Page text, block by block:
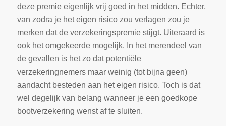
deze premie eigenlijk vrij goed in het midden. Echter,
van zodra je het eigen risico zou verlagen zou je
merken dat de verzekeringspremie stijgt. Uiteraard is
ook het omgekeerde mogelijk. In het merendeel van
de gevallen is het zo dat potentiële
verzekeringnemers maar weinig (tot bijna geen)
aandacht besteden aan het eigen risico. Toch is dat
wel degelijk van belang wanneer je een goedkope
bootverzekering wenst af te sluiten.